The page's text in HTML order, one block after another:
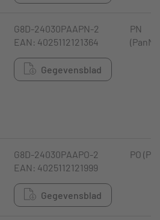
G8D-24030PAAPN-2
EAN: 4025112121364
Gegevensblad
PN
G8D-24030PAAPO-2
EAN: 4025112121999
Gegevensblad
PO